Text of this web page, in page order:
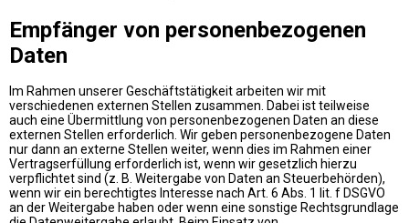
Empfänger von personenbezogenen
Daten
Im Rahmen unserer Geschäftstätigkeit arbeiten wir mit
verschiedenen externen Stellen zusammen. Dabei ist teilweise
auch eine Übermittlung von personenbezogenen Daten an diese
externen Stellen erforderlich. Wir geben personenbezogene Daten
nur dann an externe Stellen weiter, wenn dies im Rahmen einer
Vertragserfüllung erforderlich ist, wenn wir gesetzlich hierzu
verpflichtet sind (z. B. Weitergabe von Daten an Steuerbehörden),
wenn wir ein berechtigtes Interesse nach Art. 6 Abs. 1 lit. f DSGVO
an der Weitergabe haben oder wenn eine sonstige Rechtsgrundlage